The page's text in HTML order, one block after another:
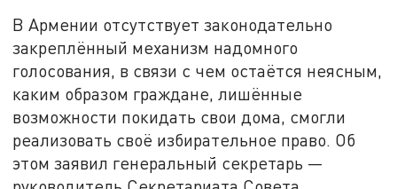
В Армении отсутствует законодательно
закреплённый механизм надомного
голосования, в связи с чем остаётся неясным,
каким образом граждане, лишённые
возможности покидать свои дома, смогли
реализовать своё избирательное право. Об
этом заявил генеральный секретарь —